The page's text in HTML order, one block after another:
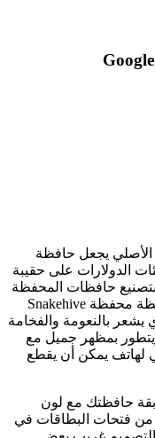
الأصلي يجعل حافظة
الدولارات على حقيبة
جلدية، فلماذا تهتم عندما تقوم Snakehive بتصنيع حافظات المحفظة
الجلدية بهذه الجودة وبأسعار معقولة؟ حافظة محفظة Snakehive
بالنعومة والفخامة
بمظهر جميل مع
لهاتف يمكن أن يقطع
حافظتك مع لون
من فتحات البطاقات في